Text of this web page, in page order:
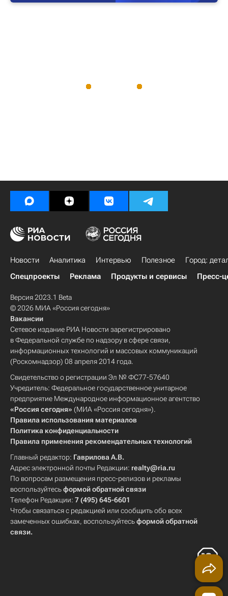
Новости Аналитика Интервью Полезное
Город:
Спецпроекты
Реклама Продукты и сервисы Пресс-
Версия 2023.1 Beta
© 2026 МИА «Россия сегодня»
Вакансии
Сетевое издание РИА Новости зарегистрировано
в Федеральной службе по надзору в сфере связи,
информационных технологий и массовых коммуникаций
(Роскомнадзор) 08 апреля 2014 года.
Свидетельство о регистрации Эл № ФС77-57640
Учредитель: Федеральное государственное унитарное
предприятие Международное информационное агентство
«Россия сегодня» (МИА «Россия сегодня»).
Правила использования материалов
Политика конфиденциальности
Правила применения рекомендательных технологий
Главный редактор: Гаврилова А.В.
Адрес электронной почты Редакции: realty@ria.ru
По вопросам размещения пресс-релизов и рекламы
воспользуйтесьформой обратной связи
Телефон Редакции: 7 (495) 645-6601
Чтобы связаться с редакцией или сообщить обо всех
замеченных ошибках, воспользуйтесьформой обратной
связи.